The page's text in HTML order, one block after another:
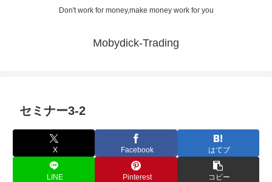
Don't work for money,make money work for you
Mobydick-Trading
セミナー3-2
X Facebook はてブ
LINE Pinterest コピー